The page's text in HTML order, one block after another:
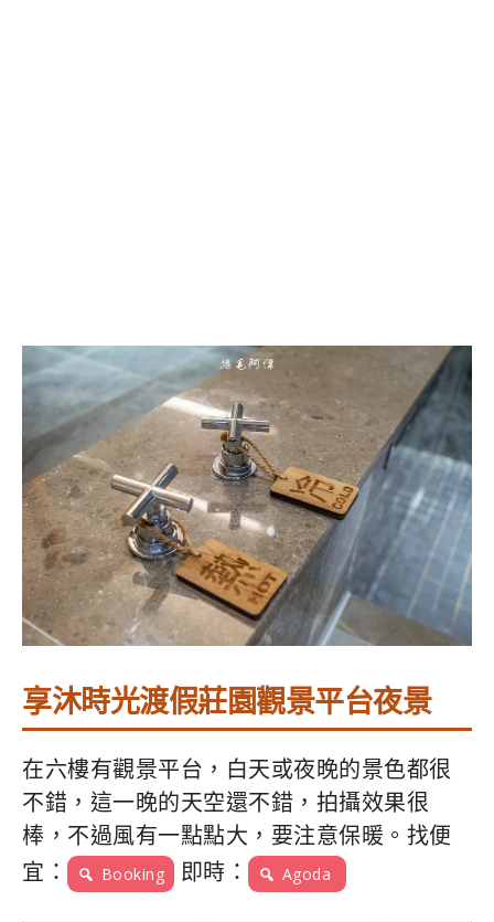
享沐時光渡假莊園觀景平台夜景
在六樓有觀景平台，白天或夜晚的景色都很
不錯，這一晚的天空還不錯，拍攝效果很
棒，不過風有一點點大，要注意保暖。找便
宜：
Booking 即時： Agoda